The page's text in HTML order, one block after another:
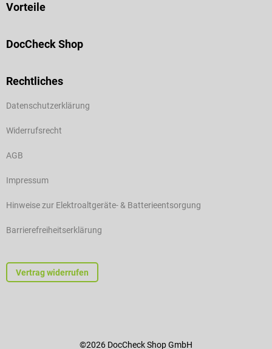
Vorteile
DocCheck Shop
Rechtliches
Datenschutzerklärung
Widerrufsrecht
AGB
Impressum
Hinweise zur Elektroaltgeräte- & Batterieentsorgung
Barrierefreiheitserklärung
Vertrag widerrufen
©2026 DocCheck Shop GmbH